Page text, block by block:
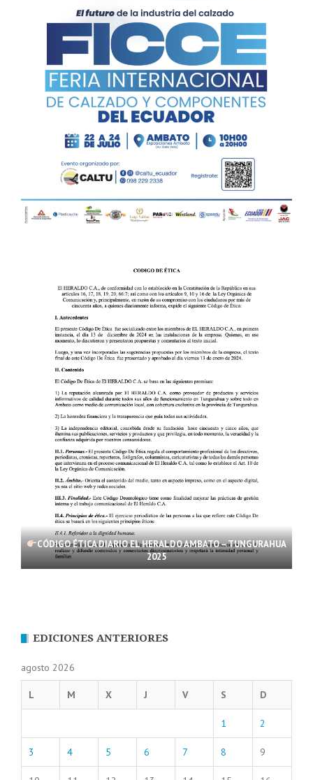
CÓDIGO ÉTICA DIARIO EL HERALDO AMBATO – TUNGURAHUA
2025
EDICIONES ANTERIORES
agosto 2026
L M X J V S D
1 2
3 4 5 6 7 8 9